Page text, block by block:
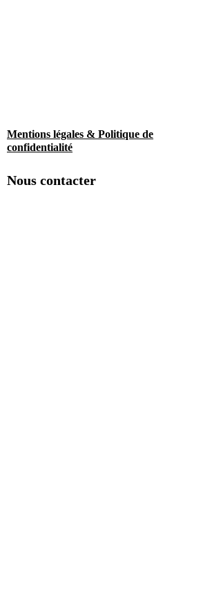
Mentions légales & Politique de
confidentialité
Nous contacter